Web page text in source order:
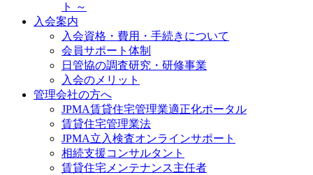
ト ～
入会案内
入会資格・費用・手続きについて
会員サポート体制
日管協の調査研究・研修事業
入会のメリット
管理会社の方へ
JPMA賃貸住宅管理業適正化ポータル
賃貸住宅管理業法
JPMA立入検査オンラインサポート
相続支援コンサルタント
賃貸住宅メンテナンス主任者